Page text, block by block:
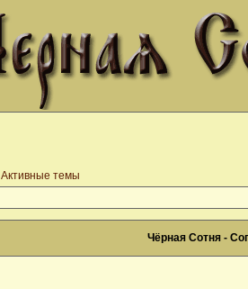
Активные темы
Чёрная Сотня -